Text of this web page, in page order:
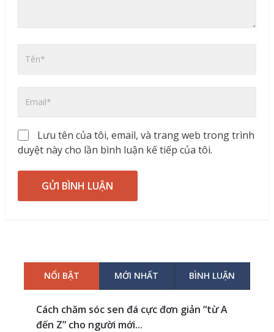
Lưu tên của tôi, email, và trang web trong trình
duyệt này cho lần bình luận kế tiếp của tôi.
NỔI BẬT MỚI NHẤT BÌNH LUẬN
Cách chăm sóc sen đá cực đơn giản “từ A
đến Z” cho người mới...